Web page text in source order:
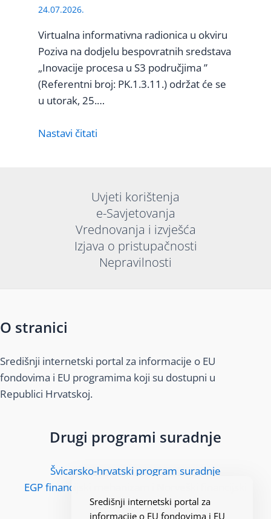
24.07.2026.
Virtualna informativna radionica u okviru
Poziva na dodjelu bespovratnih sredstava
„Inovacije procesa u S3 područjima ”
(Referentni broj: PK.1.3.11.) održat će se
u utorak, 25.…
Nastavi čitati
Uvjeti korištenja
e-Savjetovanja
Vrednovanja i izvješća
Izjava o pristupačnosti
Nepravilnosti
O stranici
Središnji internetski portal za informacije o EU
fondovima i EU programima koji su dostupni u
Republici Hrvatskoj.
Drugi programi suradnje
Švicarsko-hrvatski program suradnje
EGP financijski mehanizam i Norveški financijski
mehanizam
Središnji internetski portal za
informacije o EU fondovima i EU